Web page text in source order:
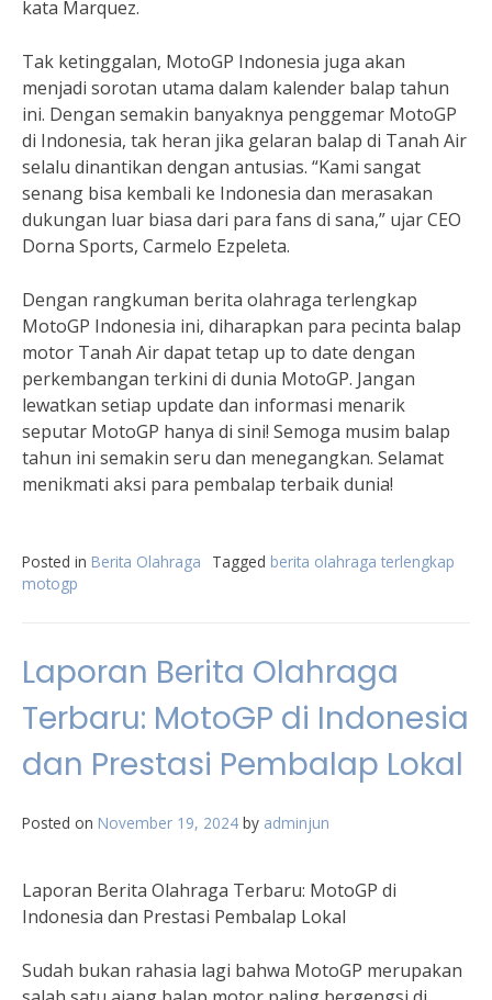
kata Marquez.
Tak ketinggalan, MotoGP Indonesia juga akan
menjadi sorotan utama dalam kalender balap tahun
ini. Dengan semakin banyaknya penggemar MotoGP
di Indonesia, tak heran jika gelaran balap di Tanah Air
selalu dinantikan dengan antusias. “Kami sangat
senang bisa kembali ke Indonesia dan merasakan
dukungan luar biasa dari para fans di sana,” ujar CEO
Dorna Sports, Carmelo Ezpeleta.
Dengan rangkuman berita olahraga terlengkap
MotoGP Indonesia ini, diharapkan para pecinta balap
motor Tanah Air dapat tetap up to date dengan
perkembangan terkini di dunia MotoGP. Jangan
lewatkan setiap update dan informasi menarik
seputar MotoGP hanya di sini! Semoga musim balap
tahun ini semakin seru dan menegangkan. Selamat
menikmati aksi para pembalap terbaik dunia!
Posted in Berita Olahraga Tagged berita olahraga terlengkap
motogp
Laporan Berita Olahraga
Terbaru: MotoGP di Indonesia
dan Prestasi Pembalap Lokal
Posted on November 19, 2024 by adminjun
Laporan Berita Olahraga Terbaru: MotoGP di
Indonesia dan Prestasi Pembalap Lokal
Sudah bukan rahasia lagi bahwa MotoGP merupakan